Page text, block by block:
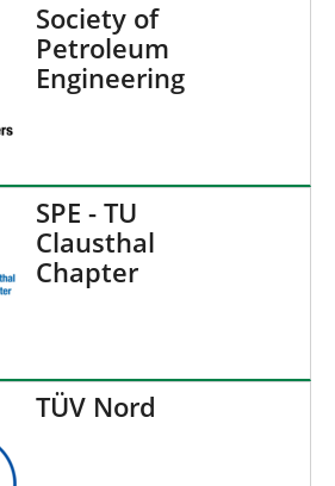
Society of
Petroleum
Engineering
SPE - TU
Clausthal
Chapter
TÜV Nord